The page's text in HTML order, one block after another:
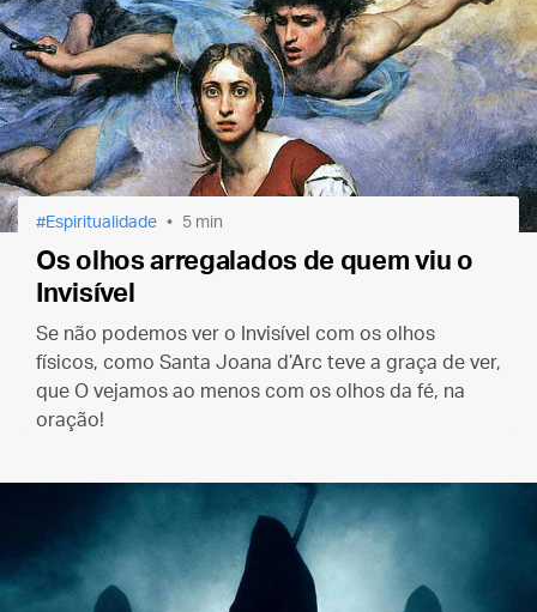
Espiritualidade 5 min
Os olhos arregalados de quem viu o
Invisível
Se não podemos ver o Invisível com os olhos
físicos, como Santa Joana d’Arc teve a graça de ver,
que O vejamos ao menos com os olhos da fé, na
oração!